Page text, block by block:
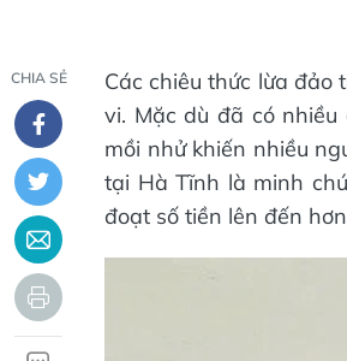
CHIA SẺ
Các chiêu thức lừa
vi. Mặc dù đã có
mồi nhử khiến nhiều
tại Hà Tĩnh là minh
đoạt số tiền lên đến